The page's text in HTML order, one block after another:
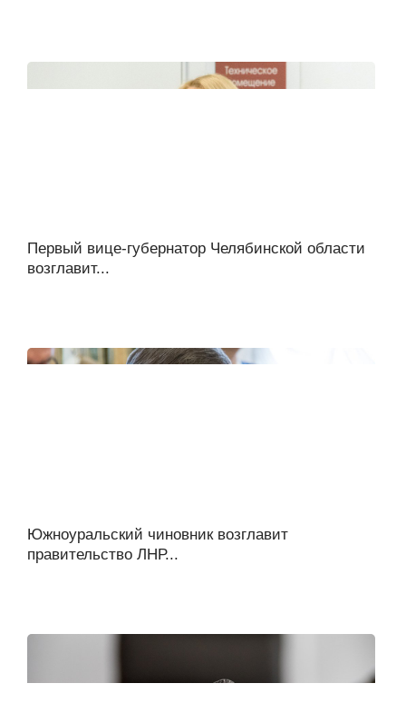
Первый вице-губернатор Челябинской области
возглавит...
Южноуральский чиновник возглавит
правительство ЛНР...